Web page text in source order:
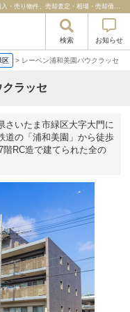
レーベン浦和美園バウクラッセ (浦和美園駅から徒歩6分)の購入・売り物件、売却査定・相場・売却価格マンション情報｜センチュリー２１ベストパートナー
検索 お知らせ
区 > レーベン浦和美園バウクラッセ
クラッセ
いたま市緑区大字大門に
道の「浦和美園」から徒歩
RC造で建てられた全の